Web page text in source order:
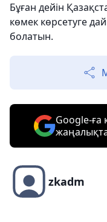
Бұған дейін
көмек көрсетуге
болатын.
Google-ға
zkadm